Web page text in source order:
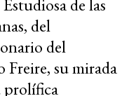
de las
del
del
Freire, su mirada
prolífica